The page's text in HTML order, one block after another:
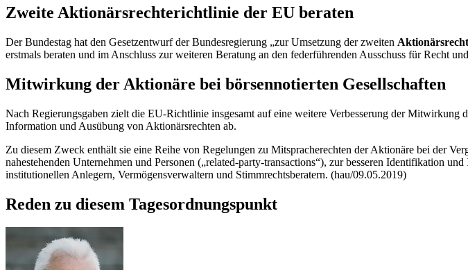
Zweite Aktionärs­rechte­richt­linie der EU beraten
Der Bundestag hat den Gesetzentwurf der Bundesregierung „zur Umsetzung der zweiten
erstmals beraten und im Anschluss zur weiteren Beratung an den federführenden Ausschuss für Recht
Mitwirkung der Aktionäre bei börsennotierten Gesellschaften
Nach Regierungsgaben zielt die EU-Richtlinie insgesamt auf eine weitere Verbesserung der
Information und Ausübung von Aktionärsrechten ab.
Zu diesem Zweck enthält sie eine Reihe von Regelungen zu Mitspracherechten der Aktionäre bei der
nahestehenden Unternehmen und Personen („related-party-transactions“), zur besseren Identifikation
institutionellen Anlegern, Vermögensverwaltern und Stimmrechtsberatern. (hau/09.05.2019)
Reden zu diesem Tagesordnungspunkt